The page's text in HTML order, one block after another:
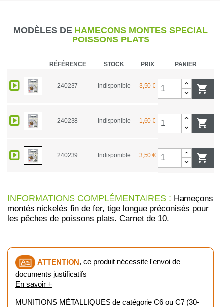
MODÈLES DE HAMECONS MONTES SPECIAL
POISSONS PLATS
RÉFÉRENCE STOCK PRIX PANIER
240237 Indisponible 3,50 € 
240238 Indisponible 1,60 € 
240239 Indisponible 3,50 € 
INFORMATIONS COMPLÉMENTAIRES : Hameçons
montés nickelés fin de fer, tige longue préconisés pour
les pêches de poissons plats. Carnet de 10.
ATTENTION, ce produit nécessite l'envoi de
documents justificatifs
En savoir +
MUNITIONS MÉTALLIQUES de catégorie C6 ou C7 (30-